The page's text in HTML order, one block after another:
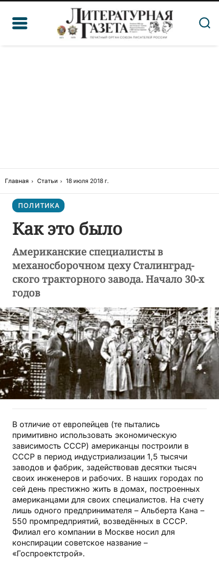
Главная Статьи 18 июля 2018 г.
ПОЛИТИКА
Как это было
Американские специалисты в
механосборочном цеху Сталинград­
ского тракторного завода. Начало 30-х
годов
В отличие от европейцев (те пытались
примитивно использовать экономическую
зависимость СССР) американцы построили в
СССР в период индустриализации 1,5 тысячи
заводов и фабрик, задействовав десятки тысяч
своих инженеров и рабочих. В наших городах по
сей день престижно жить в домах, построенных
американцами для своих специалистов. На счету
лишь одного предпринимателя – Альберта Кана –
550 промпредприятий, возведённых в СССР.
Филиал его компании в Москве носил для
конспирации советское название –
«Госпроектстрой».